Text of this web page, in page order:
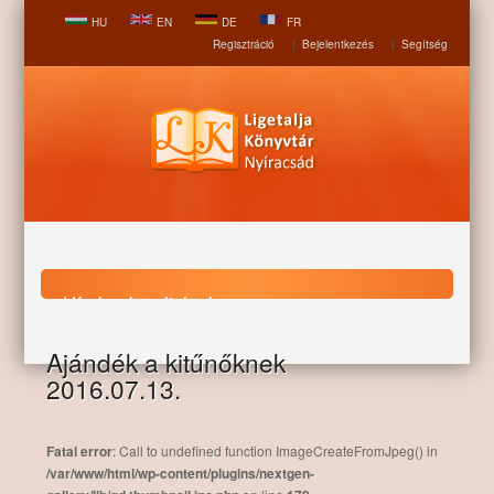
HU EN DE
FR
Regisztráció
| Bejelentkezés | Segítség
Hírek, aktualitások
Nyitólap Hírek, aktualitások
Ajándék a kitűnőknek
2016.07.13.
Ajándék a kitűnőknek
2016.07.13.
Fatal error: Call to undefined function ImageCreateFromJpeg() in
/var/www/html/wp-content/plugins/nextgen-